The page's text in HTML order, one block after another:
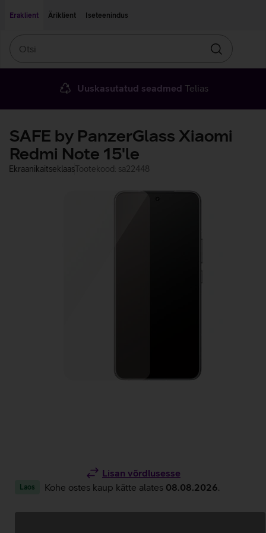
Eraklient
Äriklient Iseteenindus
Otsin
Uuskasutatud seadmed Telias
SAFE by PanzerGlass Xiaomi
Redmi Note 15'le
EkraanikaitseklaasTootekood: sa22448
Lisan võrdlusesse
Laos Kohe ostes kaup kätte alates 08.08.2026